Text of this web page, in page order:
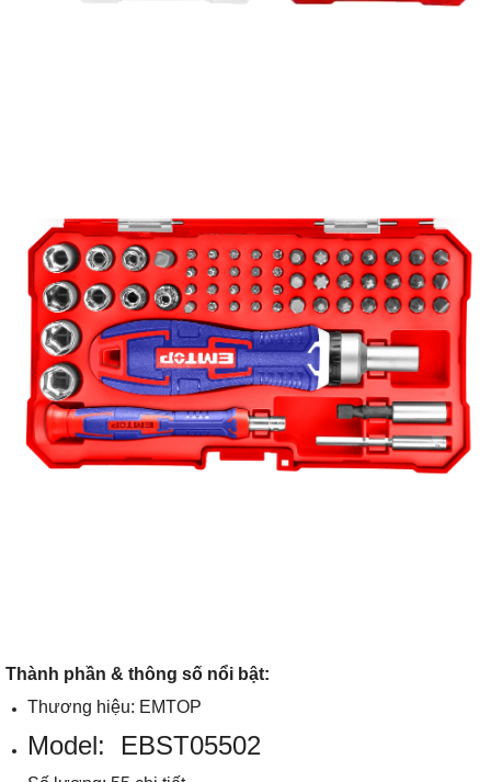
Thành phần & thông số nổi bật:
Thương hiệu: EMTOP
Model: EBST05502